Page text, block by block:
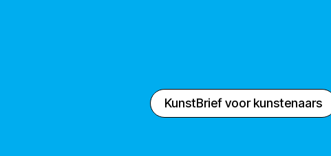
KunstBrief voor kunstenaars